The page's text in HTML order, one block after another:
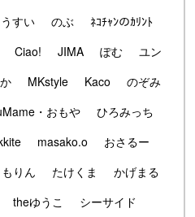
うすい のぶ
ﾈｺﾁｬﾝのｶﾘﾝﾄ
Ciao! JIMA ぽむ
ユン
MKstyle Kaco
のぞみ
・おもや
ひろみっち
masako.o
おさるー
りん たけくま
かげまる
theゆうこ
シーサイド